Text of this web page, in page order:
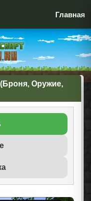
Главная
(Броня, Оружие,